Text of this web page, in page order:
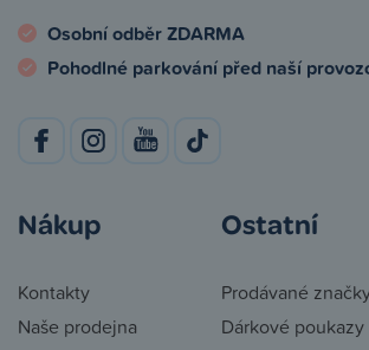
Osobní odběr ZDARMA
Pohodlné parkování před naší
Nákup
Kontakty
Naše prodejna
Ostatní
Prodávané
Dárkové poukazy